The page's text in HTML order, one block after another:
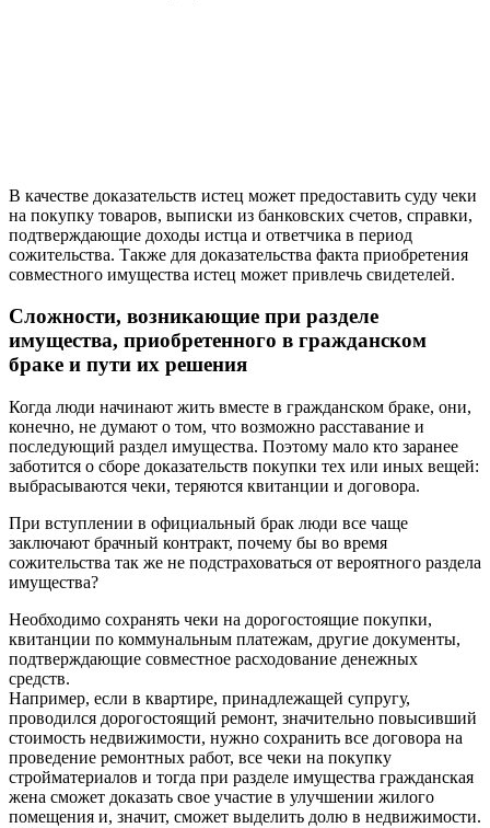
В качестве доказательств истец может предоставить суду чеки
на покупку товаров, выписки из банковских счетов, справки,
подтверждающие доходы истца и ответчика в период
сожительства. Также для доказательства факта приобретения
совместного имущества истец может привлечь свидетелей.
Сложности, возникающие при разделе
имущества, приобретенного в гражданском
браке и пути их решения
Когда люди начинают жить вместе в гражданском браке, они,
конечно, не думают о том, что возможно расставание и
последующий раздел имущества. Поэтому мало кто заранее
заботится о сборе доказательств покупки тех или иных вещей:
выбрасываются чеки, теряются квитанции и договора.
При вступлении в официальный брак люди все чаще
заключают брачный контракт, почему бы во время
сожительства так же не подстраховаться от вероятного раздела
имущества?
Необходимо сохранять чеки на дорогостоящие покупки,
квитанции по коммунальным платежам, другие документы,
подтверждающие совместное расходование денежных
средств.
Например, если в квартире, принадлежащей супругу,
проводился дорогостоящий ремонт, значительно повысивший
стоимость недвижимости, нужно сохранить все договора на
проведение ремонтных работ, все чеки на покупку
стройматериалов и тогда при разделе имущества гражданская
жена сможет доказать свое участие в улучшении жилого
помещения и, значит, сможет выделить долю в недвижимости.